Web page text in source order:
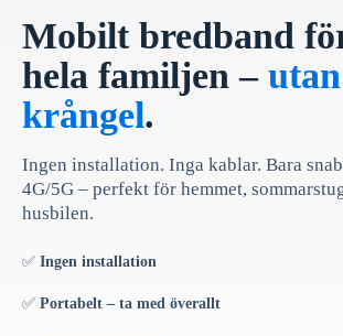
Mobilt bredband
hela familjen – utan
krångel.
Ingen installation. Inga kablar. Bara
4G/5G – perfekt för hemmet,
husbilen.
✅ Ingen installation
✅ Portabelt – ta med överallt